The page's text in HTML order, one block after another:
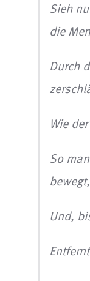
Sieh
die
Durch
Wie
So
bewegt,
Und,